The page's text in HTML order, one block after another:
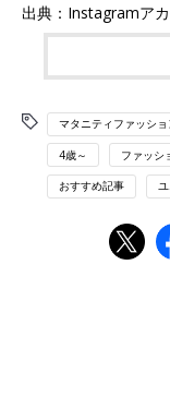
出典：Instagramア
マタニティファッシ
4歳～ ファッシ
おすすめ記事